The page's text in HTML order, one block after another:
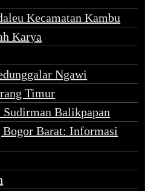
Kecamatan Kambu
Karya
Ngawi
Timur
Sudirman Balikpapan
Bogor Barat: Informasi